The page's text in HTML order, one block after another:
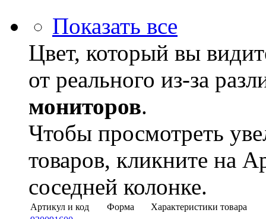
Показать все
Цвет, который вы
от реального из-за
мониторов.
Чтобы просмотреть
товаров, кликните на
соседней колонке.
Артикул и код Форма
Характеристики товара